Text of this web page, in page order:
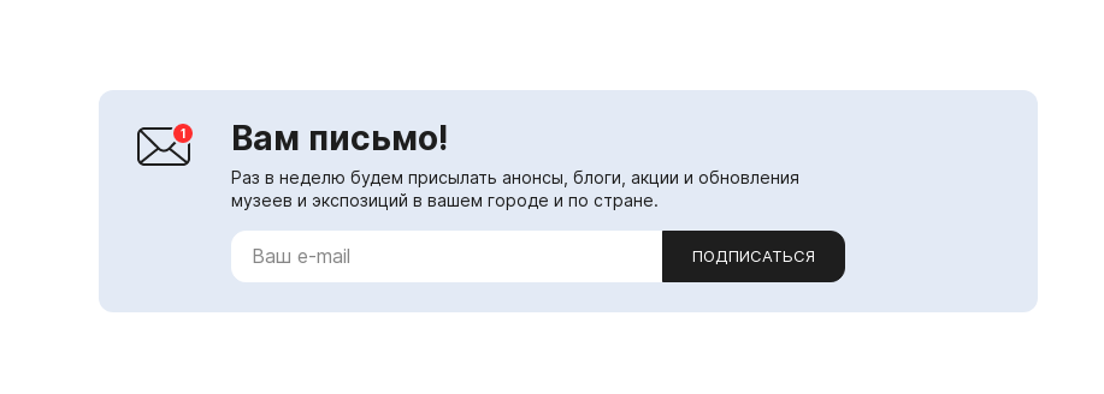
Вам письмо!
Раз в неделю будем присылать анонсы, блоги, акции и обновления
музеев и экспозиций в вашем городе и по стране.
ПОДПИСАТЬСЯ